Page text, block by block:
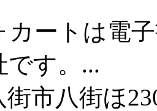
カートは電
です。...
街市八街ほ